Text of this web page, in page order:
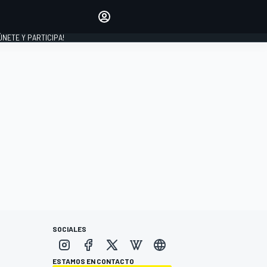
Y PARTICIPA!
SOCIALES
ESTAMOS EN CONTACTO